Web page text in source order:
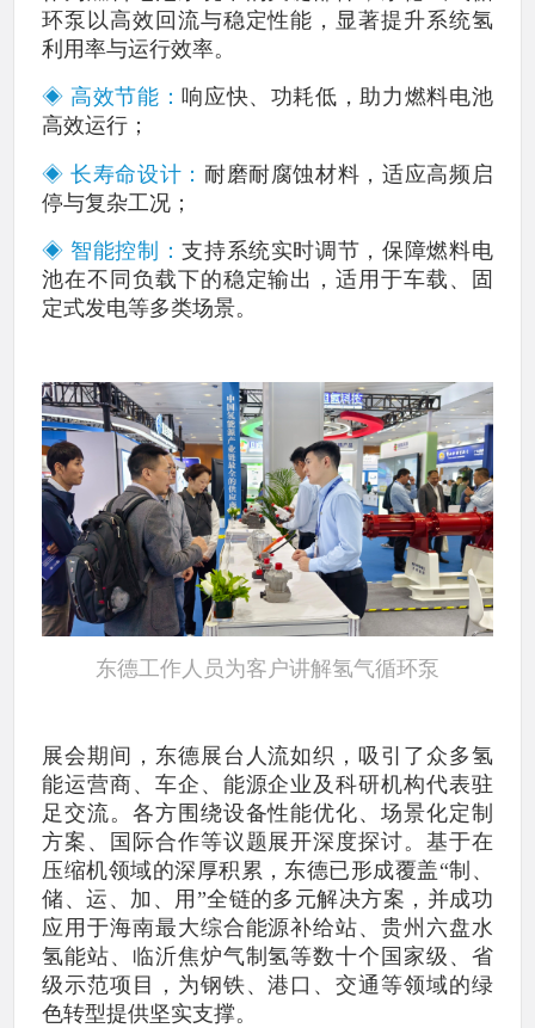
环泵以高效回流与稳定性能，显著提升系统氢
利用率与运行效率。
◈ 高效节能：响应快、功耗低，助力燃料电池
高效运行；
◈ 长寿命设计： 耐磨耐腐蚀材料，适应高频启
停与复杂工况；
◈ 智能控制：支持系统实时调节，保障燃料电
池在不同负载下的稳定输出，适用于车载、固
定式发电等多类场景。
东德工作人员为客户讲解氢气循环泵
展会期间，东德展台人流如织，吸引了众多氢
能运营商、车企、能源企业及科研机构代表驻
足交流。各方围绕设备性能优化、场景化定制
方案、国际合作等议题展开深度探讨。基于在
压缩机领域的深厚积累，东德已形成覆盖“制、
储、运、加、用”全链的多元解决方案，并成功
应用于海南最大综合能源补给站、贵州六盘水
氢能站、临沂焦炉气制氢等数十个国家级、省
级示范项目，为钢铁、港口、交通等领域的绿
色转型提供坚实支撑。